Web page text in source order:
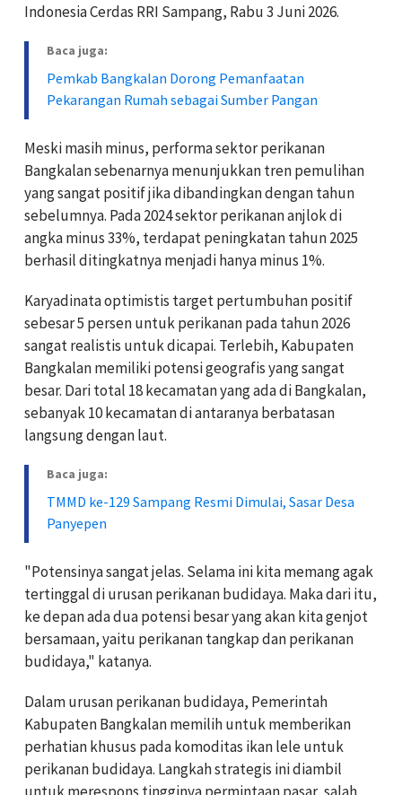
Indonesia Cerdas RRI Sampang, Rabu 3 Juni 2026.
Baca juga:
Pemkab Bangkalan Dorong Pemanfaatan
Pekarangan Rumah sebagai Sumber Pangan
Meski masih minus, performa sektor perikanan
Bangkalan sebenarnya menunjukkan tren pemulihan
yang sangat positif jika dibandingkan dengan tahun
sebelumnya. Pada 2024 sektor perikanan anjlok di
angka minus 33%, terdapat peningkatan tahun 2025
berhasil ditingkatnya menjadi hanya minus 1%.
Karyadinata optimistis target pertumbuhan positif
sebesar 5 persen untuk perikanan pada tahun 2026
sangat realistis untuk dicapai. Terlebih, Kabupaten
Bangkalan memiliki potensi geografis yang sangat
besar. Dari total 18 kecamatan yang ada di Bangkalan,
sebanyak 10 kecamatan di antaranya berbatasan
langsung dengan laut.
Baca juga:
TMMD ke-129 Sampang Resmi Dimulai, Sasar Desa
Panyepen
"Potensinya sangat jelas. Selama ini kita memang agak
tertinggal di urusan perikanan budidaya. Maka dari itu,
ke depan ada dua potensi besar yang akan kita genjot
bersamaan, yaitu perikanan tangkap dan perikanan
budidaya," katanya.
Dalam urusan perikanan budidaya, Pemerintah
Kabupaten Bangkalan memilih untuk memberikan
perhatian khusus pada komoditas ikan lele untuk
perikanan budidaya. Langkah strategis ini diambil
untuk merespons tingginya permintaan pasar, salah